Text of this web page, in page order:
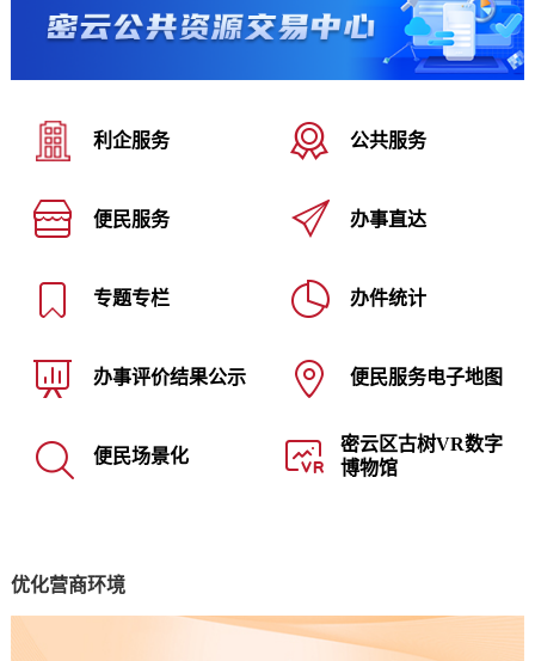
利企服务 公共服务
便民服务 办事直达
专题专栏 办件统计
办事评价结果公示 便民服务电子地图
便民场景化
密云区古树VR数字
博物馆
优化营商环境